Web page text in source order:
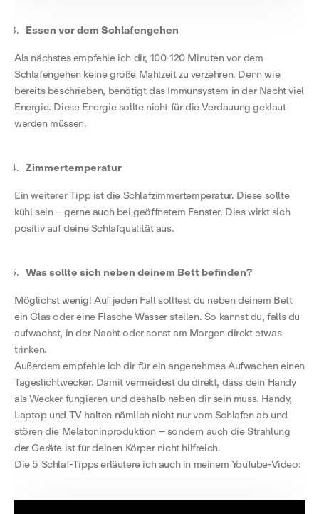
Essen vor dem Schlafengehen
Als nächstes empfehle ich dir, 100-120 Minuten vor dem
Schlafengehen keine große Mahlzeit zu verzehren. Denn wie
bereits beschrieben, benötigt das Immunsystem in der Nacht viel
Energie. Diese Energie sollte nicht für die Verdauung geklaut
werden müssen.
Zimmertemperatur
Ein weiterer Tipp ist die Schlafzimmertemperatur. Diese sollte
kühl sein – gerne auch bei geöffnetem Fenster. Dies wirkt sich
positiv auf deine Schlafqualität aus.
Was sollte sich neben deinem Bett befinden?
Möglichst wenig! Auf jeden Fall solltest du neben deinem Bett
ein Glas oder eine Flasche Wasser stellen. So kannst du, falls du
aufwachst, in der Nacht oder sonst am Morgen direkt etwas
trinken.
Außerdem empfehle ich dir für ein angenehmes Aufwachen einen
Tageslichtwecker. Damit vermeidest du direkt, dass dein Handy
als Wecker fungieren und deshalb neben dir sein muss. Handy,
Laptop und TV halten nämlich nicht nur vom Schlafen ab und
stören die Melatoninproduktion – sondern auch die Strahlung
der Geräte ist für deinen Körper nicht hilfreich.
Die 5 Schlaf-Tipps erläutere ich auch in meinem YouTube-Video: